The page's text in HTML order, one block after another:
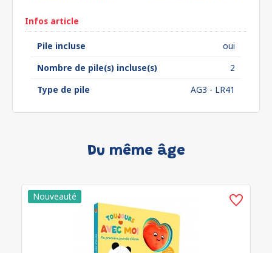
Infos article
Pile incluse
oui
Nombre de pile(s) incluse(s)
2
Type de pile
AG3 - LR41
Du même âge